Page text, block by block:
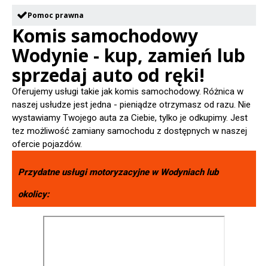
Pomoc prawna
Komis samochodowy
Wodynie - kup, zamień lub
sprzedaj auto od ręki!
Oferujemy usługi takie jak komis samochodowy. Różnica w
naszej usłudze jest jedna - pieniądze otrzymasz od razu. Nie
wystawiamy Twojego auta za Ciebie, tylko je odkupimy. Jest
tez możliwość zamiany samochodu z dostępnych w naszej
ofercie pojazdów.
Przydatne usługi motoryzacyjne w Wodyniachlub
okolicy: